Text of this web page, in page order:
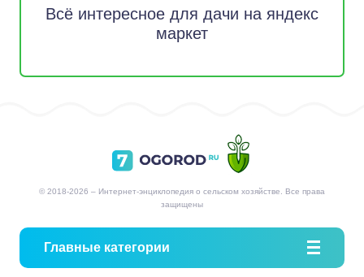
Всё интересное для дачи на яндекс
маркет
© 2018-2026 – Интернет-энциклопедия о сельском хозяйстве. Все права
защищены
Главные категории